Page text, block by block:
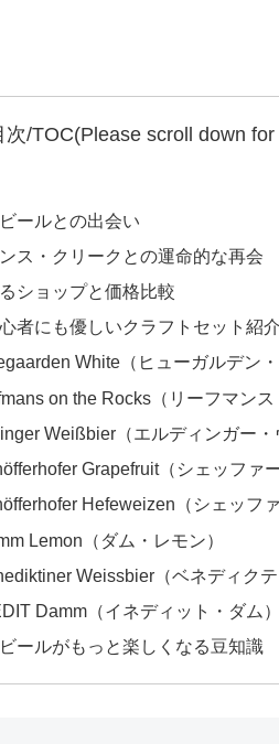
次/TOC(Please scroll down
ールとの出会い
ス・クリークとの運命的な再会
ショップと価格比較
者にも優しいクラフトセット紹介
White（ヒューガルデン・
on the Rocks（リーフマンス
Weißbier（エルディンガー・
Grapefruit（シェッファ
Hefeweizen（シェッフ
Lemon（ダム・レモン）
Weissbier（ベネディクテ
Damm（イネディット・ダム）
ールがもっと楽しくなる豆知識